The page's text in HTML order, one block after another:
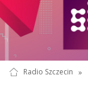
Radio Szczecin »